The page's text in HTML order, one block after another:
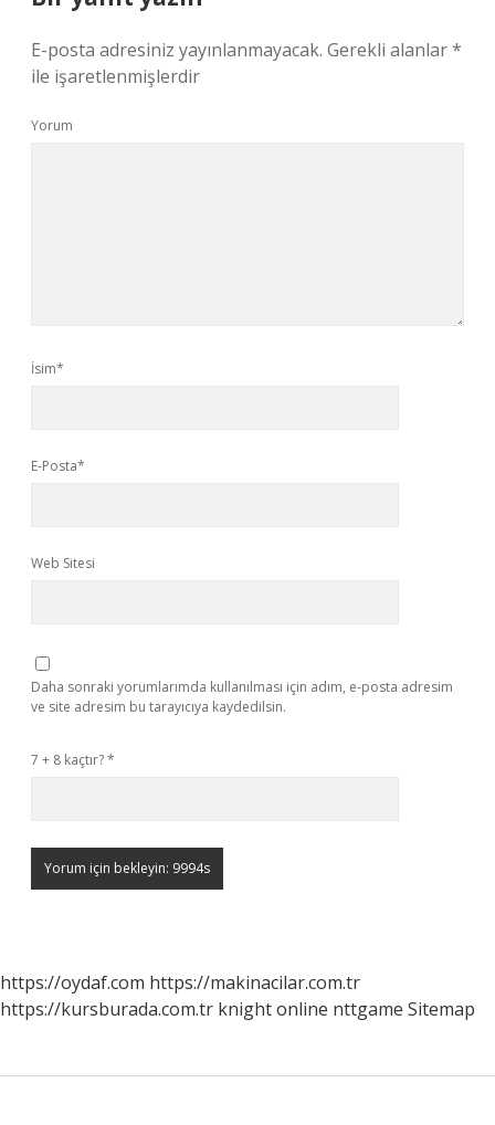
E-posta adresiniz yayınlanmayacak. Gerekli alanlar*
ile işaretlenmişlerdir
Yorum
İsim*
E-Posta*
Web Sitesi
Daha sonraki yorumlarımda kullanılması için adım, e-posta adresim
ve site adresim bu tarayıcıya kaydedilsin.
7 + 8 kaçtır?*
https://oydaf.com https://makinacilar.com.tr
https://kursburada.com.tr knight online nttgame Sitemap